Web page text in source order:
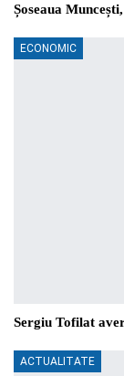
Șoseaua
ECONOMIC
Sergiu Tofilat
ACTUALITATE